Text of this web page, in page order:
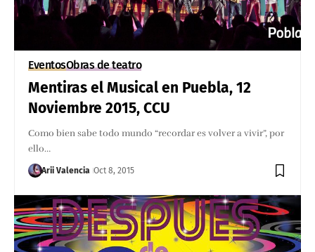
EventosObras de teatro
Mentiras el Musical en Puebla, 12
Noviembre 2015, CCU
Como bien sabe todo mundo “recordar es volver a vivir”, por
ello…
Arii Valencia Oct 8, 2015